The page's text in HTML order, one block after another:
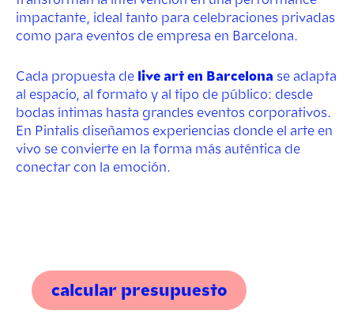
impactante, ideal tanto para celebraciones privadas
como para eventos de empresa en Barcelona.
Cada propuesta de live art en Barcelona se adapta
al espacio, al formato y al tipo de público: desde
bodas íntimas hasta grandes eventos corporativos.
En Pintalis diseñamos experiencias donde el arte en
vivo se convierte en la forma más auténtica de
conectar con la emoción.
calcular presupuesto